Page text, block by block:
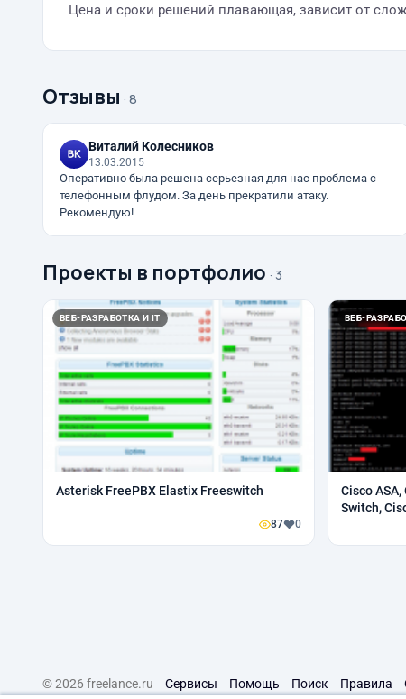
Цена и сроки решений плавающая, зависит от
Отзывы · 8
Виталий Колесников
13.03.2015
Оперативно была решена серьезная для нас проблема с
телефонным флудом. За день прекратили атаку.
Рекомендую!
Проекты в портфолио · 3
ВЕБ-РАЗРАБОТКА И IT
Asterisk FreePBX Elastix Freeswitch
87 0
ВЕБ-
Cisco ASA,
Switch,
© 2026 freelance.ru Сервисы Помощь Поиск Правила